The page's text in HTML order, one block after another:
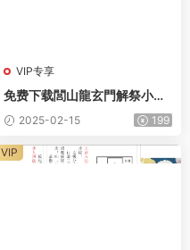
VIP专享
免费下载閭山龍玄門解祭小兒
關煞流霞十二歲君科儀
2025-02-15 199
VIP